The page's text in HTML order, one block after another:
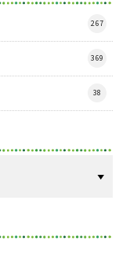
267
369
38